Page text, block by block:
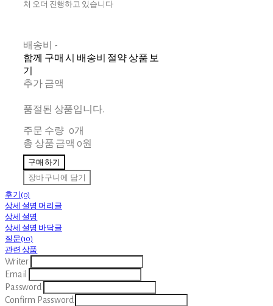
처 오더 진행하고 있습니다
배송비 -
함께 구매 시 배송비 절약 상품 보
기
추가 금액
품절된 상품입니다.
주문 수량 0개
총 상품 금액 0원
구매하기
장바구니에 담기
후기(0)
상세 설명 머리글
상세 설명
상세 설명 바닥글
질문(10)
관련 상품
Writer
Email
Password
Confirm Password